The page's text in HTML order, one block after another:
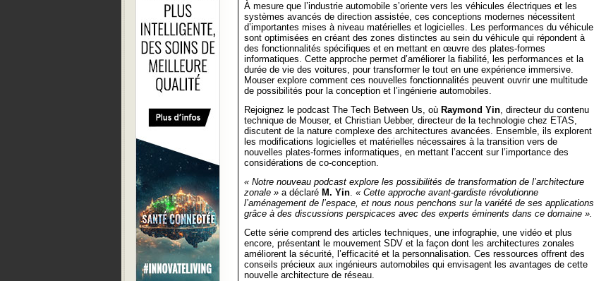
À mesure que l’industrie automobile s’oriente vers les véhicules électriques et les
systèmes avancés de direction assistée, ces conceptions modernes nécessitent
d’importantes mises à niveau matérielles et logicielles. Les performances du véhicule
sont optimisées en créant des zones distinctes au sein du véhicule qui répondent à
des fonctionnalités spécifiques et en mettant en œuvre des plates-formes
informatiques. Cette approche permet d’améliorer la fiabilité, les performances et la
durée de vie des voitures, pour transformer le tout en une expérience immersive.
Mouser explore comment ces nouvelles fonctionnalités peuvent ouvrir une multitude
de possibilités pour la conception et l’ingénierie automobiles.
Rejoignez le podcast The Tech Between Us, où Raymond Yin, directeur du contenu
technique de Mouser, et Christian Uebber, directeur de la technologie chez ETAS,
discutent de la nature complexe des architectures avancées. Ensemble, ils explorent
les modifications logicielles et matérielles nécessaires à la transition vers de
nouvelles plates-formes informatiques, en mettant l’accent sur l’importance des
considérations de co-conception.
« Notre nouveau podcast explore les possibilités de transformation de l’architecture
zonale » a déclaré M. Yin. « Cette approche avant-gardiste révolutionne
l’aménagement de l’espace, et nous nous penchons sur la variété de ses applications
grâce à des discussions perspicaces avec des experts éminents dans ce domaine ».
Cette série comprend des articles techniques, une infographie, une vidéo et plus
encore, présentant le mouvement SDV et la façon dont les architectures zonales
améliorent la sécurité, l’efficacité et la personnalisation. Ces ressources offrent des
conseils précieux aux ingénieurs automobiles qui envisagent les avantages de cette
nouvelle architecture de réseau.